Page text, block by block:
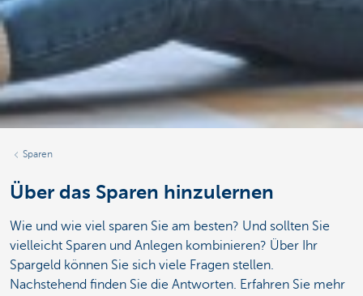
Sparen
Über das Sparen hinzulernen
Wie und wie viel sparen Sie am besten? Und sollten Sie
vielleicht Sparen und Anlegen kombinieren? Über Ihr
Spargeld können Sie sich viele Fragen stellen.
Nachstehend finden Sie die Antworten. Erfahren Sie mehr